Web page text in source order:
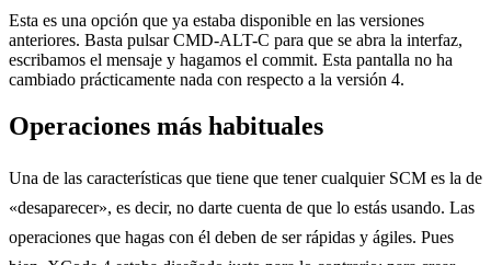
Esta es una opción que ya estaba disponible en las versiones
anteriores. Basta pulsar CMD-ALT-C para que se abra la interfaz,
escribamos el mensaje y hagamos el commit. Esta pantalla no ha
cambiado prácticamente nada con respecto a la versión 4.
Operaciones más habituales
Una de las características que tiene que tener cualquier SCM es la de
«desaparecer», es decir, no darte cuenta de que lo estás usando. Las
operaciones que hagas con él deben de ser rápidas y ágiles. Pues